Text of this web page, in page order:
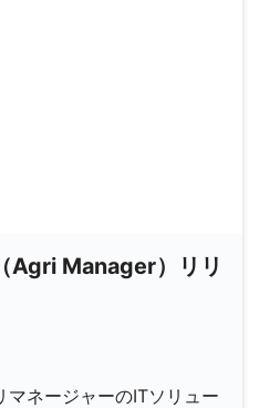
Agri Manager）リリ
ネージャーのITソリュー